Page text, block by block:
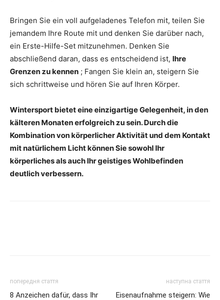
Bringen Sie ein voll aufgeladenes Telefon mit, teilen Sie
jemandem Ihre Route mit und denken Sie darüber nach,
ein Erste-Hilfe-Set mitzunehmen. Denken Sie
abschließend daran, dass es entscheidend ist, Ihre
Grenzen zu kennen ; Fangen Sie klein an, steigern Sie
sich schrittweise und hören Sie auf Ihren Körper.
Wintersport bietet eine einzigartige Gelegenheit, in den
kälteren Monaten erfolgreich zu sein. Durch die
Kombination von körperlicher Aktivität und dem Kontakt
mit natürlichem Licht können Sie sowohl Ihr
körperliches als auch Ihr geistiges Wohlbefinden
deutlich verbessern.
попередня стаття
8 Anzeichen dafür, dass Ihr
наступна стаття
Eisenaufnahme steigern: Wie